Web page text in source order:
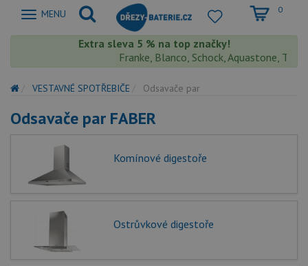
Zobrazit
MENU 0
Extra sleva 5 % na top značky!
Franke, Blanco, Schock, Aquastone,
VESTAVNÉ SPOTŘEBIČE Odsavače par
Odsavače par FABER
Komínové digestoře
Ostrůvkové digestoře